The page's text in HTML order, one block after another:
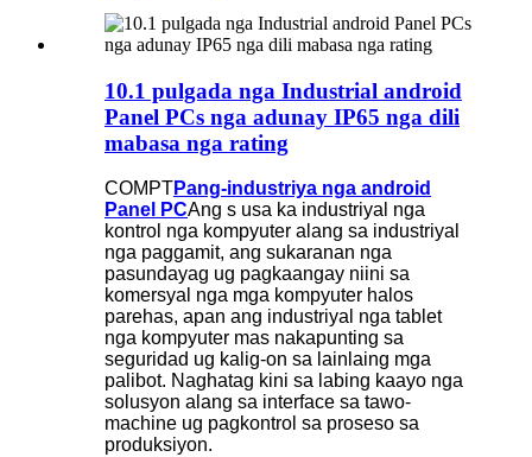
10.1 pulgada nga Industrial android
Panel PCs nga adunay IP65 nga dili
mabasa nga rating
COMPTPang-industriya nga android
Panel PCAng s usa ka industriyal nga
kontrol nga kompyuter alang sa industriyal
nga paggamit, ang sukaranan nga
pasundayag ug pagkaangay niini sa
komersyal nga mga kompyuter halos
parehas, apan ang industriyal nga tablet
nga kompyuter mas nakapunting sa
seguridad ug kalig-on sa lainlaing mga
palibot. Naghatag kini sa labing kaayo nga
solusyon alang sa interface sa tawo-
machine ug pagkontrol sa proseso sa
produksiyon.